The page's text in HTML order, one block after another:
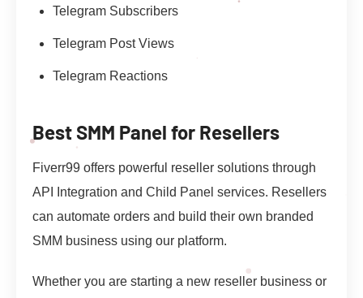
Telegram Subscribers
Telegram Post Views
Telegram Reactions
Best SMM Panel for Resellers
Fiverr99 offers powerful reseller solutions through
API Integration and Child Panel services. Resellers
can automate orders and build their own branded
SMM business using our platform.
Whether you are starting a new reseller business or